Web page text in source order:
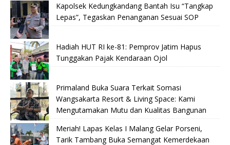
Kapolsek Kedungkandang Bantah Isu “Tangkap
Lepas”, Tegaskan Penanganan Sesuai SOP
Hadiah HUT RI ke-81: Pemprov Jatim Hapus
Tunggakan Pajak Kendaraan Ojol
Primaland Buka Suara Terkait Somasi
Wangsakarta Resort & Living Space: Kami
Mengutamakan Mutu dan Kualitas Bangunan
Meriah! Lapas Kelas I Malang Gelar Porseni,
Tarik Tambang Buka Semangat Kemerdekaan